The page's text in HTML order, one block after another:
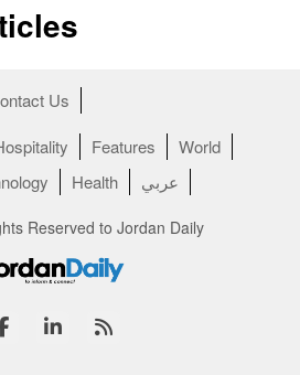
Us
Features
World
Health عربي
Reserved to Jordan Daily